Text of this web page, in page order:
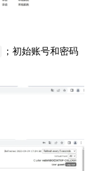
；初始账号和密码